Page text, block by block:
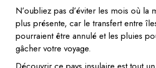
N’oubliez pas d’éviter les mois où la
plus présente, car le transfert entre
pourraient être annulé et les pluies
gâcher votre voyage.